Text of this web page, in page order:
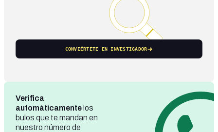
CONVIÉRTETE EN INVESTIGADOR
Verifica
automáticamente los
bulos que te mandan en
nuestro número de